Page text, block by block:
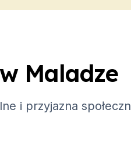
Maladze
i przyjazna